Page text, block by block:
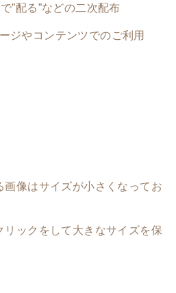
”配る”などの二次配布
ジやコンテンツでのご利用
画像はサイズが小さくなってお
リックをして大きなサイズを保